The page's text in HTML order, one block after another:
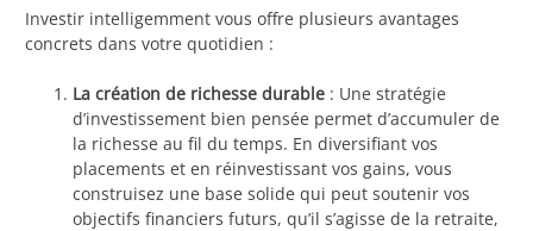
Investir intelligemment vous offre plusieurs avantages
concrets dans votre quotidien :
La création de richesse durable : Une stratégie
d’investissement bien pensée permet d’accumuler de
la richesse au fil du temps. En diversifiant vos
placements et en réinvestissant vos gains, vous
construisez une base solide qui peut soutenir vos
objectifs financiers futurs, qu’il s’agisse de la retraite,